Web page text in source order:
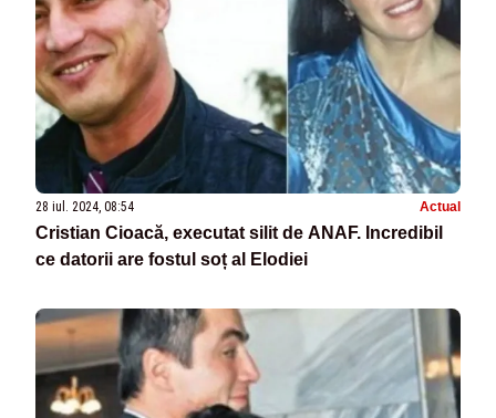
28 iul. 2024, 08:54 Actual
Cristian Cioacă, executat silit de ANAF. Incredibil
ce datorii are fostul soț al Elodiei